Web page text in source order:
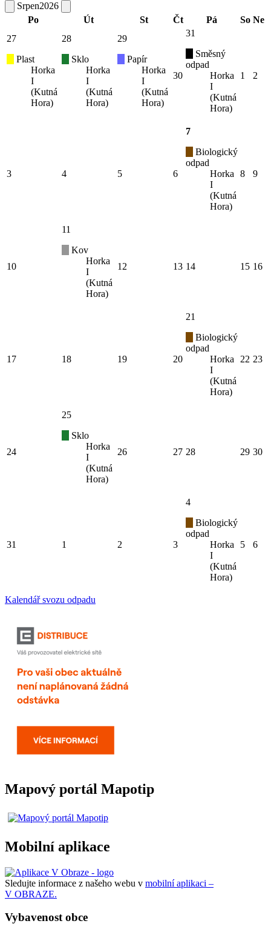
Srpen2026
Po
Út St Čt Pá So Ne
27
Plast
Horka
I
(Kutná
Hora)
28
Sklo
Horka
I
(Kutná
Hora)
29
Papír
Horka
I
(Kutná
Hora)
30
31
Směsný
odpad
Horka
I
(Kutná
Hora)
1 2
3 4 5 6
7
Biologický
odpad
Horka
I
(Kutná
Hora)
8 9
10
11
Kov
Horka
I
(Kutná
Hora)
12 13 14 15 16
17 18 19 20
21
Biologický
odpad
Horka
I
(Kutná
Hora)
22 23
24
25
Sklo
Horka
I
(Kutná
Hora)
26 27 28 29 30
31 1 2 3
4
Biologický
odpad
Horka
I
(Kutná
Hora)
5 6
Kalendář svozu odpadu
Mapový portál Mapotip
Mobilní aplikace
Sledujte informace z našeho webu v mobilní aplikaci –
V OBRAZE.
Vybavenost obce